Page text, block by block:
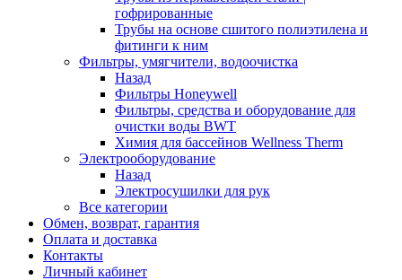
гофрированные
Трубы на основе сшитого полиэтилена и
фитинги к ним
Фильтры, умягчители, водоочистка
Назад
Фильтры Honeywell
Фильтры, средства и оборудование для
очистки воды BWT
Химия для бассейнов Wellness Therm
Электрооборудование
Назад
Электросушилки для рук
Все категории
Обмен, возврат, гарантия
Оплата и доставка
Контакты
Личный кабинет